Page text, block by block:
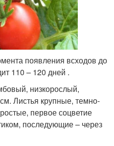
появления всходов до
110 – 120 дней .
низкорослый,
Листья крупные, темно-
первое соцветие
последующие – через